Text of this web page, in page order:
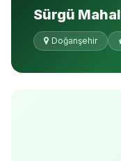
Sürgü
Doğanşehir